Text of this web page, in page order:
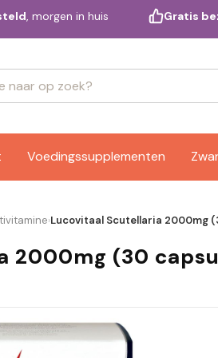
, morgen in huis Gratis
Voedingssupplementen
›Lucovitaal Scutellaria 2000mg
2000mg (30